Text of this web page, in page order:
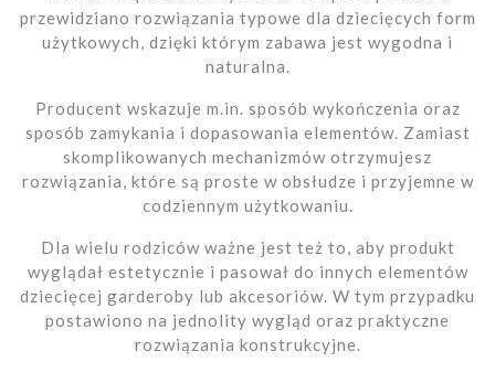
przewidziano rozwiązania typowe dla dziecięcych form
użytkowych, dzięki którym zabawa jest wygodna i
naturalna.
Producent wskazuje m.in. sposób wykończenia oraz
sposób zamykania i dopasowania elementów. Zamiast
skomplikowanych mechanizmów otrzymujesz
rozwiązania, które są proste w obsłudze i przyjemne w
codziennym użytkowaniu.
Dla wielu rodziców ważne jest też to, aby produkt
wyglądał estetycznie i pasował do innych elementów
dziecięcej garderoby lub akcesoriów. W tym przypadku
postawiono na jednolity wygląd oraz praktyczne
rozwiązania konstrukcyjne.